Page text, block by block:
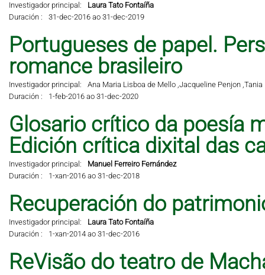
Investigador principal:
Laura Tato Fontaíña
Duración :
31-dec-2016 ao 31-dec-2019
Portugueses de papel.
romance brasileiro
Investigador principal: Ana Maria Lisboa de Mello ,Jacqueline Penjon ,Tania
Duración :
1-feb-2016 ao 31-dec-2020
Glosario crítico da poesía
Edición crítica dixital das
Investigador principal:
Manuel Ferreiro Fernández
Duración :
1-xan-2016 ao 31-dec-2018
Recuperación do
Investigador principal:
Laura Tato Fontaíña
Duración :
1-xan-2014 ao 31-dec-2016
ReVisão do teatro de